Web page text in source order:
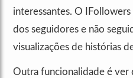
interessantes. O
dos seguidores e não
visualizações de histórias
Outra funcionalidade é ver